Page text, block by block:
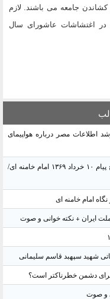
جامعه می باشند. لازم
اغتشاشات عاشورای سال
اطلاعات مصر درباره هواپیمای
منشور گفتمان امام و انقلاب - 7 /بخش دوم : شرح پیام ۱۰ خرداد ۱۳۶۹ امام خامنه ای/
امام خامنه ای
ایران + نکته خوانی و صوت
شهید سپهبد قاسم سلیمانی
دشمن خطرناکتر است؟
و صوت